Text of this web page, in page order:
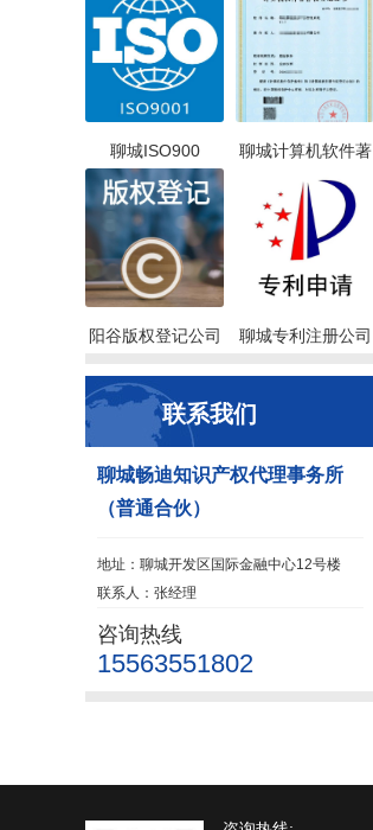
聊城ISO900 聊城计算机软件著
阳谷版权登记公司 聊城专利注册公司
联系我们
聊城畅迪知识产权代理事务所
（普通合伙）
地址：聊城开发区国际金融中心12号楼
联系人：张经理
咨询热线
15563551802